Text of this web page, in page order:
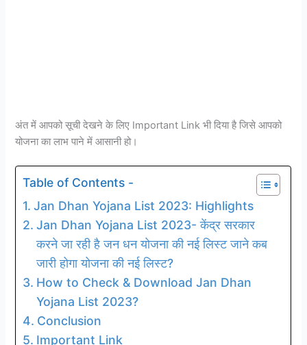
अंत में आपको सूची देखने के लिए Important Link भी दिया है जिसे आपको
योजना का लाभ पाने में आसानी हो।
Table of Contents -
Jan Dhan Yojana List 2023: Highlights
Jan Dhan Yojana List 2023- केंद्र सरकार
करने जा रही है जन धन योजना की नई लिस्ट जाने कब
जारी होगा योजना की नई लिस्ट?
How to Check & Download Jan Dhan
Yojana List 2023?
Conclusion
Important Link